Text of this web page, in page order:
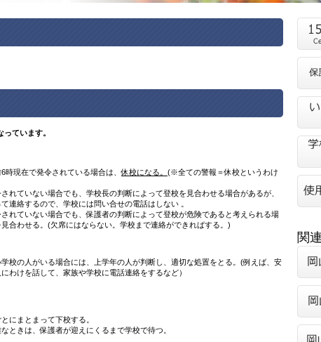
ています。
時現在で発令されている場合は、休校になる。 (※全ての警報＝休校というわけ
れていない場合でも、学校長の判断によって登校を見合わせる場合があるが、
連絡するので、学校には問い合せの電話はしない 。
れていない場合でも、保護者の判断によって登校が危険であると考えられる場
合わせる。(欠席にはならない。学校まで連絡ができればする。)
校の人がいる場合には、上学年の人が判断し、適切な処置をとる。(例えば、安
わけを話して、家族や学校に電話連絡をするなど）
にまとまって下校する。
ときは、保護者が迎えにくるまで学校で待つ。
関